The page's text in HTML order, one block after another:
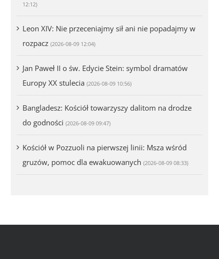
12:12)
Leon XIV: Nie przeceniajmy sił ani nie popadajmy w
rozpacz (2026-08-09 12:04)
Jan Paweł II o św. Edycie Stein: symbol dramatów
Europy XX stulecia (2026-08-09 10:56)
Bangladesz: Kościół towarzyszy dalitom na drodze
do godności (2026-08-09 09:47)
Kościół w Pozzuoli na pierwszej linii: Msza wśród
gruzów, pomoc dla ewakuowanych (2026-08-09 08:33)